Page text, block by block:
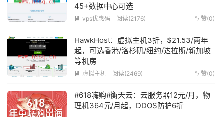
45+数据中心可选
 赞(0)
 vps优惠码 阅读(2176)
HawkHost：虚拟主机3折，$21.53/两年
起，可选香港/洛杉矶/纽约/达拉斯/新加坡
等机房
 赞(0)
 虚拟主机 阅读(2469)
#618嗨购#衡天云：云服务器12元/月，物
理机364元/月起，DDOS防护6折